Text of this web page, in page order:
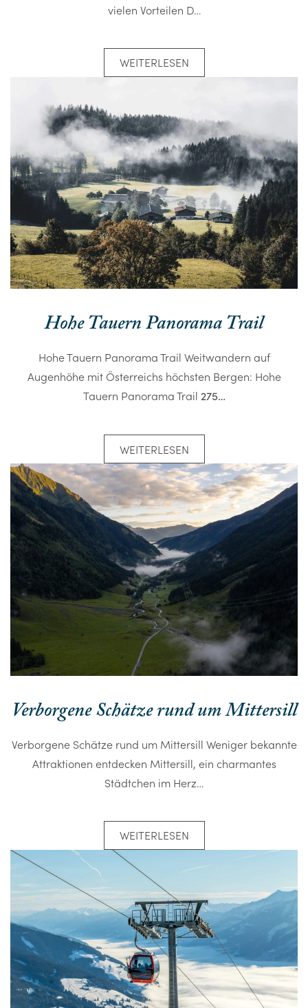
vielen Vorteilen D…
WEITERLESEN
Hohe Tauern Panorama Trail
Hohe Tauern Panorama Trail Weitwandern auf
Augenhöhe mit Österreichs höchsten Bergen: Hohe
Tauern Panorama Trail 275…
WEITERLESEN
Verborgene Schätze rund um Mittersill
Verborgene Schätze rund um Mittersill Weniger bekannte
Attraktionen entdecken Mittersill, ein charmantes
Städtchen im Herz…
WEITERLESEN